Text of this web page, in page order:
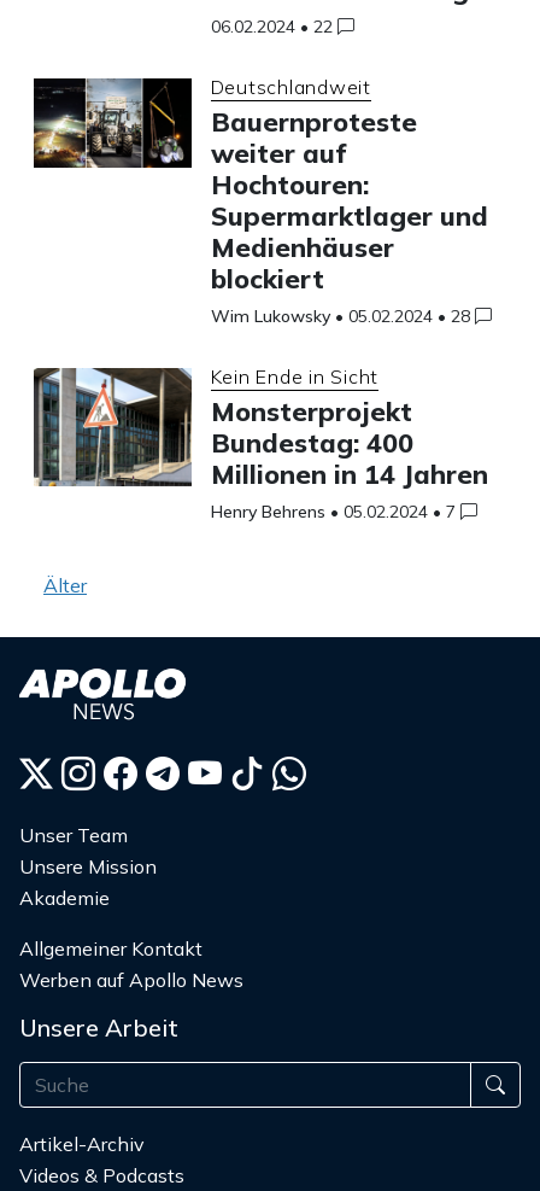
06.02.2024 • 22
Deutschlandweit
Bauernproteste
weiter auf
Hochtouren:
Supermarktlager und
Medienhäuser
blockiert
Wim Lukowsky • 05.02.2024 • 28
Kein Ende in Sicht
Monsterprojekt
Bundestag: 400
Millionen in 14 Jahren
Henry Behrens • 05.02.2024 • 7
Beitragsnavigation
Älter
Unser Team
Unsere Mission
Akademie
Allgemeiner Kontakt
Werben auf Apollo News
Unsere Arbeit
Artikel-Archiv
Videos & Podcasts